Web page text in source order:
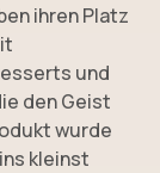
ihren Platz
und
den Geist
wurde
kleinst